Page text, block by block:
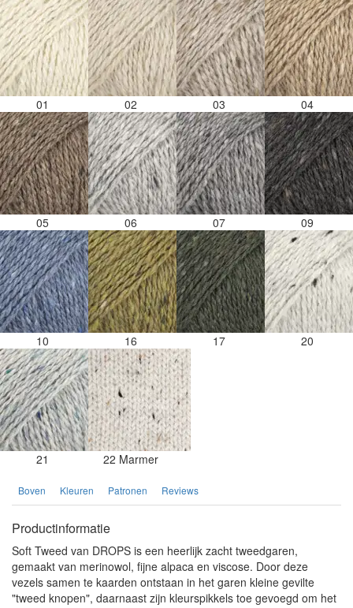
01 02 03 04
05 06 07 09
10 16 17 20
21 22 Marmer
Boven Kleuren Patronen Reviews
Productinformatie
Soft Tweed van DROPS is een heerlijk zacht tweedgaren,
gemaakt van merinowol, fijne alpaca en viscose. Door deze
vezels samen te kaarden ontstaan in het garen kleine gevilte
"tweed knopen", daarnaast zijn kleurspikkels toe gevoegd om het